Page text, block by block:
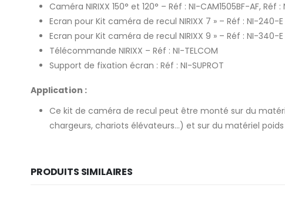
Caméra NIRIXX 150° et 120° – Réf : NI-CAM1505BF-AF, Réf :
Ecran pour Kit caméra de recul NIRIXX 7 » – Réf : NI-240-E
Ecran pour Kit caméra de recul NIRIXX 9 » – Réf : NI-340-E
Télécommande NIRIXX – Réf : NI-TELCOM
Support de fixation écran : Réf : NI-SUPROT
Application :
Ce kit de caméra de recul peut être monté sur du
chargeurs, chariots élévateurs…) et sur du matériel
PRODUITS SIMILAIRES